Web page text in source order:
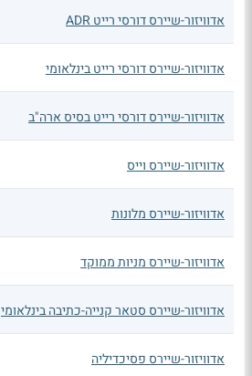
אדוויזור-שיירס דורסי רייט ADR
אדוויזור-שיירס דורסי רייט בינלאומי
אדוויזור-שיירס דורסי רייט בסיס ארה"ב
אדוויזור-שיירס וייס
אדוויזור-שיירס מלונות
אדוויזור-שיירס מניות ממוקד
אדוויזור-שיירס סטאר קנייה-כתיבה בינלאומי
אדוויזור-שיירס פסיכדיליה